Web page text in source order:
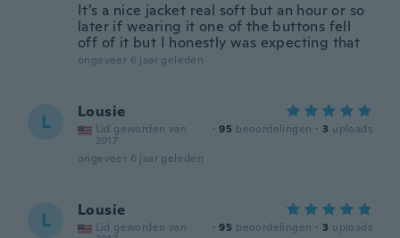
It’s a nice jacket real soft but an hour or so
later if wearing it one of the buttons fell
off of it but I honestly was expecting that
ongeveer 6 jaar geleden
L Lousie
Lid geworden van
2017
· 95 beoordelingen · 3 uploads
ongeveer 6 jaar geleden
L Lousie
Lid geworden van
· 95 beoordelingen · 3 uploads